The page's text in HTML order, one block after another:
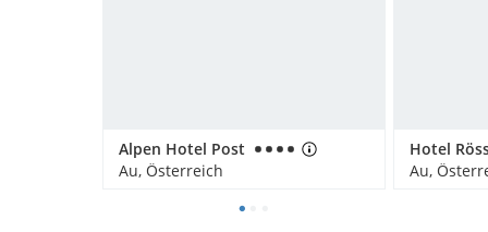
Alpen Hotel Post
Au, Österreich
Hotel
Au,